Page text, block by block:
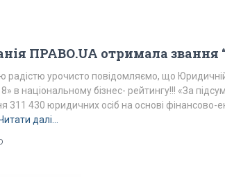
ПРАВО.UA отримала звання
радістю урочисто повідомляємо, що
в національному бізнес- рейтингу!!! «За
311 430 юридичних осіб на основі фінансово-
далі…